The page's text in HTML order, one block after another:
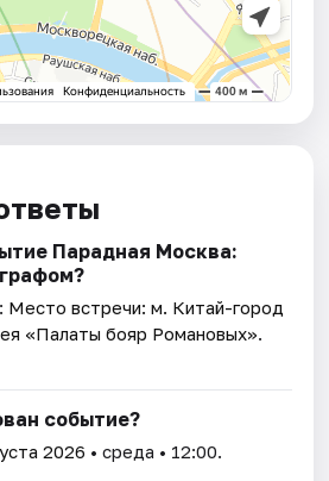
Парадная Москва:
Место встречи: м. Китай-город
«Палаты бояр Романовых».
событие?
2026 • среда • 12:00.